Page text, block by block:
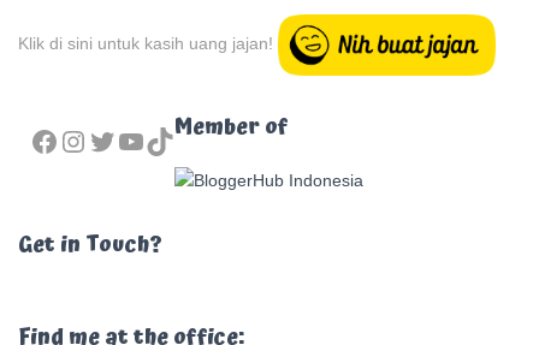
Klik di sini untuk kasih uang jajan!
FACEBOOK INSTAGRAM TWITTER YOUTUBE TIKTOK
Member of
Get in Touch?
Find me at the office: